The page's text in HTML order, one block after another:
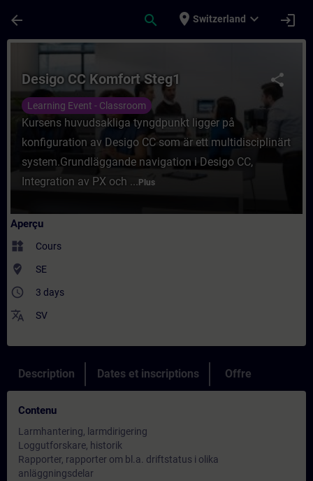
arrow_back search place Switzerland expand_more login
Cours - Desigo CC Komfort Steg1 -
share
Desigo CC Komfort Steg1
Learning Event - Classroom
Kursens huvudsakliga tyngdpunkt ligger på
konfiguration av Desigo CC som är ett multidisciplinärt
system.Grundläggande navigation i Desigo CC,
Integration av PX och ... Plus
Aperçu
widgets Cours
where_to_vote SE
access_time 3 days
translate SV
Description Dates et inscriptions Offre
Contenu
Larmhantering, larmdirigering
Loggutforskare, historik
Rapporter, rapporter om bl.a. driftstatus i olika
anläggningsdelar